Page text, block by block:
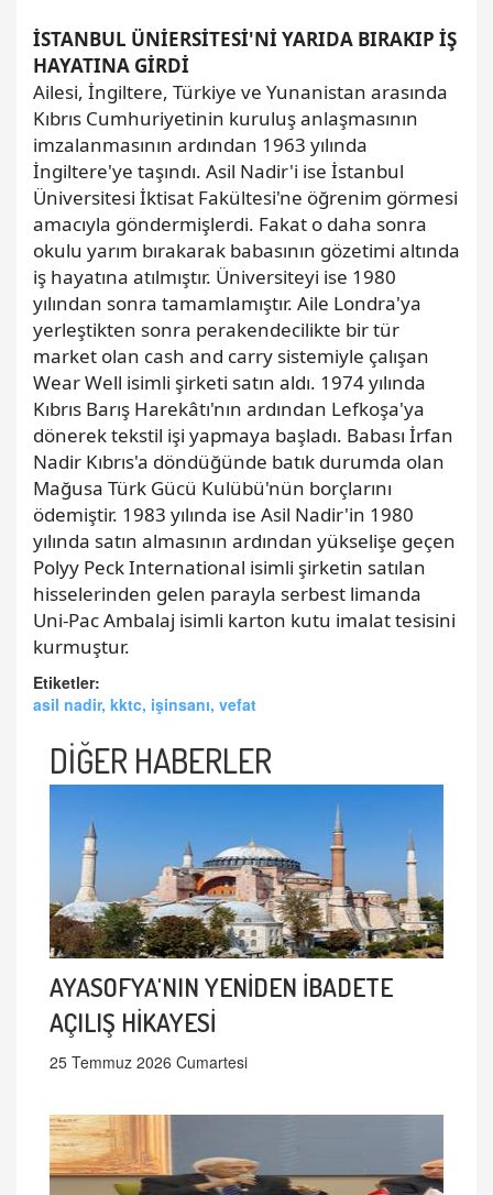
İSTANBUL ÜNİERSİTESİ'Nİ YARIDA BIRAKIP İŞ
HAYATINA GİRDİ
Ailesi, İngiltere, Türkiye ve Yunanistan arasında
Kıbrıs Cumhuriyetinin kuruluş anlaşmasının
imzalanmasının ardından 1963 yılında
İngiltere'ye taşındı. Asil Nadir'i ise İstanbul
Üniversitesi İktisat Fakültesi'ne öğrenim görmesi
amacıyla göndermişlerdi. Fakat o daha sonra
okulu yarım bırakarak babasının gözetimi altında
iş hayatına atılmıştır. Üniversiteyi ise 1980
yılından sonra tamamlamıştır. Aile Londra'ya
yerleştikten sonra perakendecilikte bir tür
market olan cash and carry sistemiyle çalışan
Wear Well isimli şirketi satın aldı. 1974 yılında
Kıbrıs Barış Harekâtı'nın ardından Lefkoşa'ya
dönerek tekstil işi yapmaya başladı. Babası İrfan
Nadir Kıbrıs'a döndüğünde batık durumda olan
Mağusa Türk Gücü Kulübü'nün borçlarını
ödemiştir. 1983 yılında ise Asil Nadir'in 1980
yılında satın almasının ardından yükselişe geçen
Polyy Peck International isimli şirketin satılan
hisselerinden gelen parayla serbest limanda
Uni-Pac Ambalaj isimli karton kutu imalat tesisini
kurmuştur.
Etiketler:
asil nadir, kktc, işinsanı, vefat
DİĞER HABERLER
AYASOFYA'NIN YENİDEN İBADETE
AÇILIŞ HİKAYESİ
25 Temmuz 2026 Cumartesi